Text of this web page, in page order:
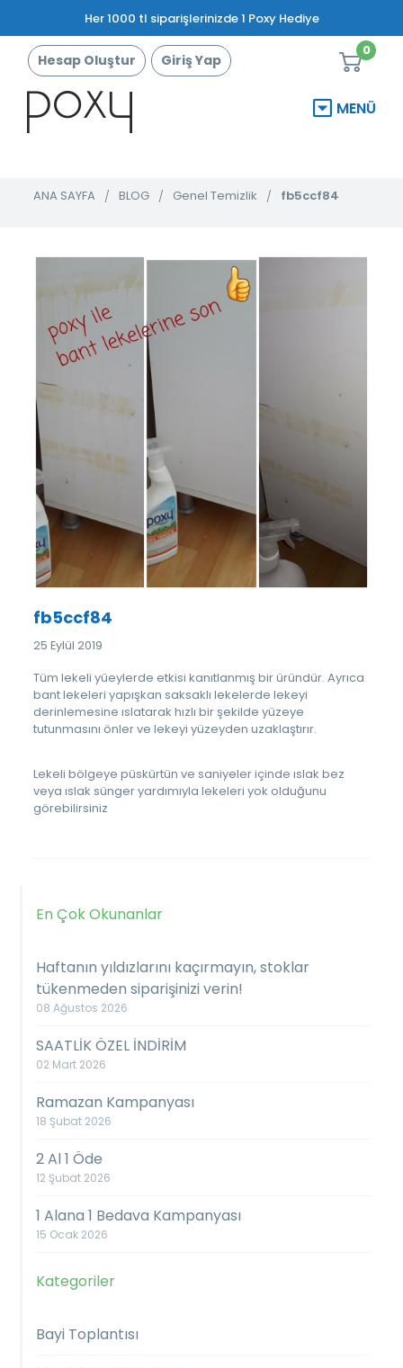
Her 1000 tl siparişlerinizde 1 Poxy Hediye
Hesap Oluştur Giriş Yap
0
MENÜ
ANA SAYFA BLOG Genel Temizlik fb5ccf84
fb5ccf84
25 Eylül 2019
Tüm lekeli yüeylerde etkisi kanıtlanmış bir üründür. Ayrıca
bant lekeleri yapışkan saksaklı lekelerde lekeyi
derinlemesine ıslatarak hızlı bir şekilde yüzeye
tutunmasını önler ve lekeyi yüzeyden uzaklaştırır.
Lekeli bölgeye püskürtün ve saniyeler içinde ıslak bez
veya ıslak sünger yardımıyla lekeleri yok olduğunu
görebilirsiniz
En Çok Okunanlar
Haftanın yıldızlarını kaçırmayın, stoklar
tükenmeden siparişinizi verin!
08 Ağustos 2026
SAATLİK ÖZEL İNDİRİM
02 Mart 2026
Ramazan Kampanyası
18 Şubat 2026
2 Al 1 Öde
12 Şubat 2026
1 Alana 1 Bedava Kampanyası
15 Ocak 2026
Kategoriler
Bayi Toplantısı